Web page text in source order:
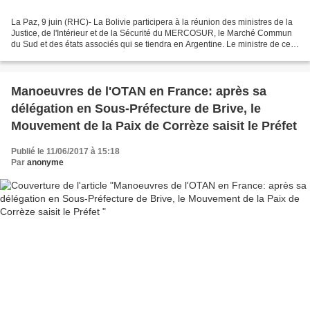
La Paz, 9 juin (RHC)- La Bolivie participera à la réunion des ministres de la
Justice, de l'Intérieur et de la Sécurité du MERCOSUR, le Marché Commun
du Sud et des états associés qui se tiendra en Argentine. Le ministre de ce
Manoeuvres de l'OTAN en France: après sa
délégation en Sous-Préfecture de Brive, le
Mouvement de la Paix de Corrèze saisit le Préfet
Publié le 11/06/2017 à 15:18
Par anonyme